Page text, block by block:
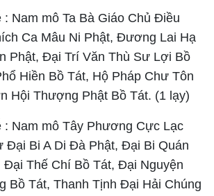
: Nam mô Ta Bà Giáo Chủ Ðiều
Ca Mâu Ni Phật, Ðương Lai Hạ
Phật, Ðại Trí Văn Thù Sư Lợi Bồ
Hiền Bồ Tát, Hộ Pháp Chư Tôn
Hội Thượng Phật Bồ Tát. (1 lạy)
: Nam mô Tây Phương Cực Lạc
Đại Bi A Di Ðà Phật, Ðại Bi Quán
Ðại Thế Chí Bồ Tát, Ðại Nguyện
Bồ Tát, Thanh Tịnh Ðại Hải Chúng